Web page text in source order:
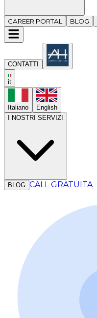
CAREER PORTAL BLOG
CONTATTI
it
Italiano
English
I NOSTRI SERVIZI
BLOG CALL GRATUITA